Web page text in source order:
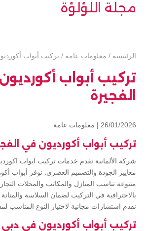
مجلة اللؤلؤة
الرئيسية / معلومات عامة / تركيب أبواب
تركيب أبواب
الفجيرة
26/01/2026 | معلومات عامة
تركيب أبواب أكورديون في
شركة الألمانية تقدم خدمات تركيب ابواب
معايير الجودة والتصميم العصري. نوفر أبواب
متنوعة تناسب المنازل والمكاتب والمحلات
بالاحترافية في التركيب لضمان السلاسة
نقدم استشارات مجانية لاختيار النوع المناسب
تركيب أبواب أكورديون في دبي